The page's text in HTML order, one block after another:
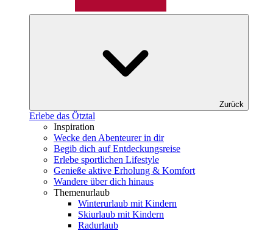
Zurück
Erlebe das Ötztal
Inspiration
Wecke den Abenteurer in dir
Begib dich auf Entdeckungsreise
Erlebe sportlichen Lifestyle
Genieße aktive Erholung & Komfort
Wandere über dich hinaus
Themenurlaub
Winterurlaub mit Kindern
Skiurlaub mit Kindern
Radurlaub